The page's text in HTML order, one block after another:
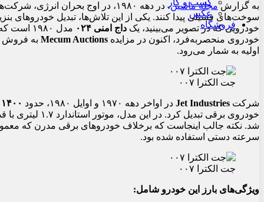
کسب و کار
عکس
فروشگاه
به گزارشمجله ماشین
، در دهه ۱۹۸۰، در اوج بحران
سوخت‌های فسیلی پیدا کنند. یکی از این تلاش‌ها، تبدیل خودروهای
خودرویی که در تصویر می‌بینید، یک داج امنی ۰۲۴
مدل ۱۹۸۰ است که با نام
خودروی منحصربه‌فرد، اکنون در مزایده Mecum Auctions به فروش
اولیه به شمار می‌رود.
جت الکترا ۰۰۷
شرکت Jet Industries در اواخر دهه ۱۹۷۰ و اوایل ۱۹۸۰، حدود
۱۴۰۰ دستگاه
خودروی برقی تبدیل کرد. در این مدل، موتور استاندارد ۱.۷ لیتری با قدرت ۷۰ اسب بخار با یک
سرعته دستی استفاده شده بود.
جت الکترا ۰۰۷
ویژگی‌های بارز این خودرو شامل: